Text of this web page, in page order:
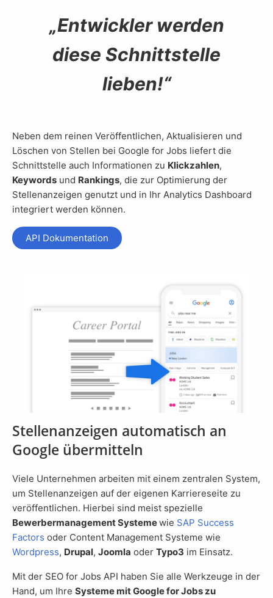
Entwickler werden
diese Schnittstelle
lieben!
Neben dem reinen Veröffentlichen, Aktualisieren und
Löschen von Stellen bei Google for Jobs liefert die
Schnittstelle auch Informationen zu Klickzahlen,
Keywords und Rankings, die zur Optimierung der
Stellenanzeigen genutzt und in Ihr Analytics Dashboard
integriert werden können.
API Dokumentation
Stellenanzeigen automatisch an
Google übermitteln
Viele Unternehmen arbeiten mit einem zentralen System,
um Stellenanzeigen auf der eigenen Karriereseite zu
veröffentlichen. Hierbei sind meist spezielle
Bewerbermanagement Systemewie SAP Success
Factors oder Content Management Systeme wie
Wordpress, Drupal, Joomla oder Typo3 im Einsatz.
Mit der SEO for Jobs API haben Sie alle Werkzeuge in der
Hand, um Ihre Systeme mit Google for Jobs zu